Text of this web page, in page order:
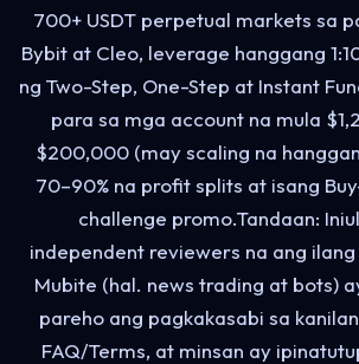
700+ USDT perpetual markets sa
Bybit at Cleo, leverage hanggang
ng Two-Step, One-Step at Instant
para sa mga account na mula
$200,000 (may scaling na
70–90% na profit splits at isang
challenge promo.Tandaan:
independent reviewers na ang
Mubite (hal. news trading at bots)
pareho ang pagkakasabi sa
FAQ/Terms, at minsan ay